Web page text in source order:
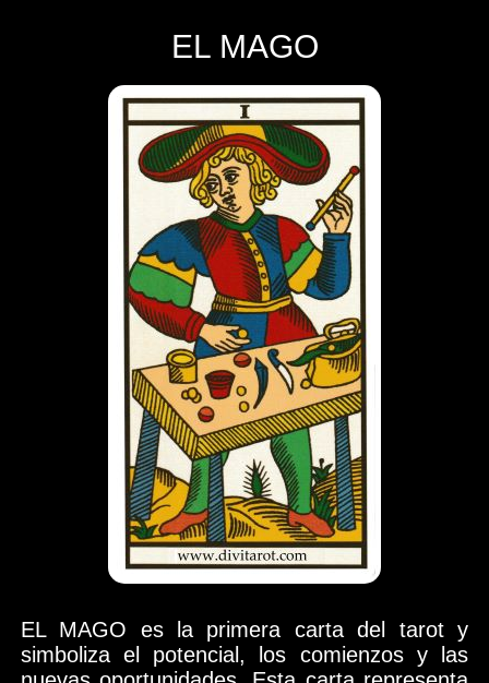
EL MAGO
EL MAGO es la primera carta del tarot y
simboliza el potencial, los comienzos y las